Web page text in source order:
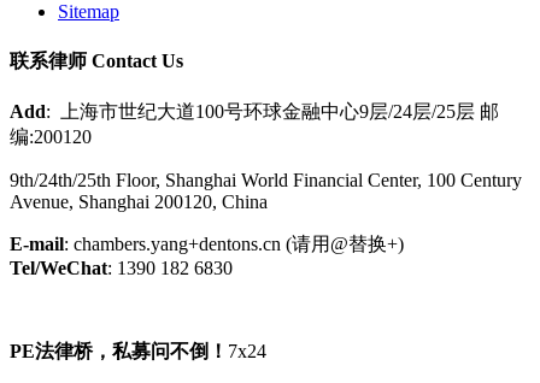
Sitemap
联系律师 Contact Us
Add: 上海市世纪大道100号环球金融中心9层/24层/25层 邮
编:200120
9th/24th/25th Floor, Shanghai World Financial Center, 100 Century
Avenue, Shanghai 200120, China
E-mail: chambers.yang+dentons.cn (请用@替换+)
Tel/WeChat: 1390 182 6830
PE法律桥，私募问不倒！ 7x24